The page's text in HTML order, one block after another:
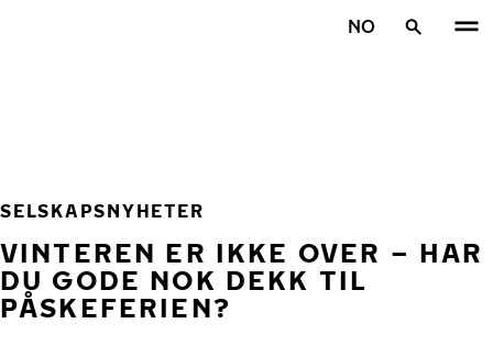
NO
SELSKAPSNYHETER
VINTEREN ER IKKE OVER – HAR
DU GODE NOK DEKK TIL
PÅSKEFERIEN?